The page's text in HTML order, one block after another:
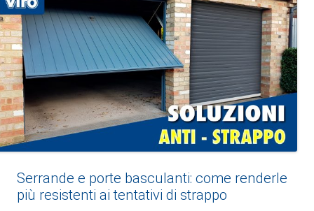
Serrande e porte basculanti: come renderle
più resistenti ai tentativi di strappo